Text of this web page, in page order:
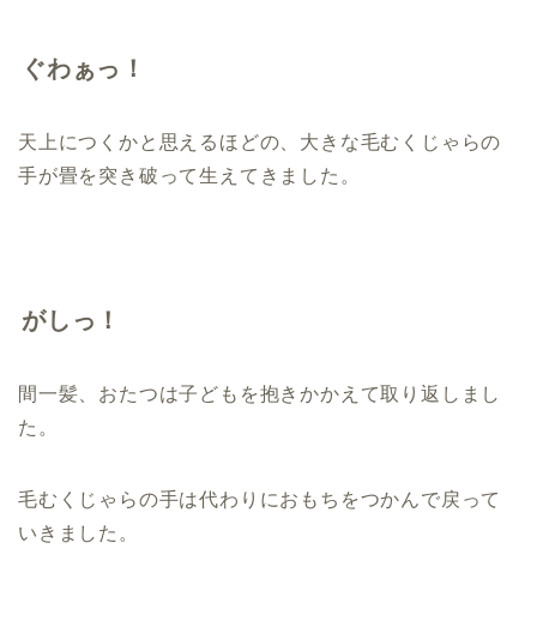
ぐわぁっ！
天上につくかと思えるほどの、大きな毛むくじゃらの
手が畳を突き破って生えてきました。
がしっ！
間一髪、おたつは子どもを抱きかかえて取り返しまし
た。
毛むくじゃらの手は代わりにおもちをつかんで戻って
いきました。